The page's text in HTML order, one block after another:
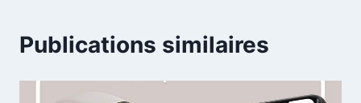
Publications similaires